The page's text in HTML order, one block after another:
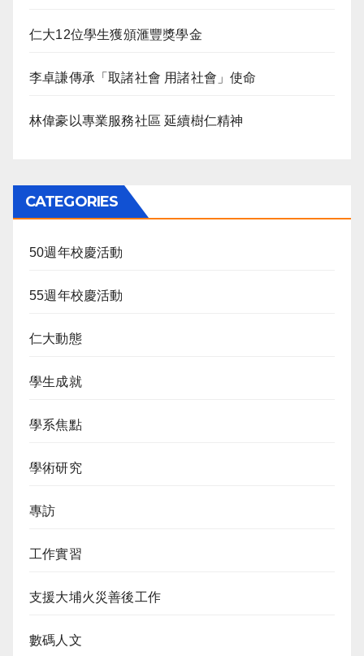
仁大12位學生獲頒滙豐獎學金
李卓謙傳承「取諸社會 用諸社會」使命
林偉豪以專業服務社區 延續樹仁精神
CATEGORIES
50週年校慶活動
55週年校慶活動
仁大動態
學生成就
學系焦點
學術研究
專訪
工作實習
支援大埔火災善後工作
數碼人文